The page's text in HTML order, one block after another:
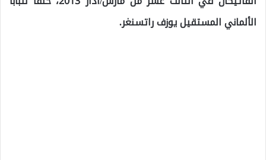
الألماني المستقيل يوزف راتسنغر.